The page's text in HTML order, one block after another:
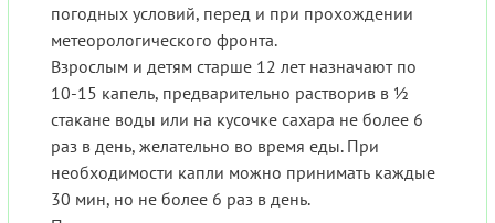
погодных условий, перед и при прохождении
метеорологического фронта.
Взрослым и детям старше 12 лет назначают по
10-15 капель, предварительно растворив в ½
стакане воды или на кусочке сахара не более 6
раз в день, желательно во время еды. При
необходимости капли можно принимать каждые
30 мин, но не более 6 раз в день.